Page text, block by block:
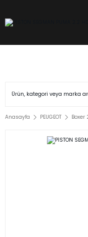
Anasayfa PEUGEOT Boxer